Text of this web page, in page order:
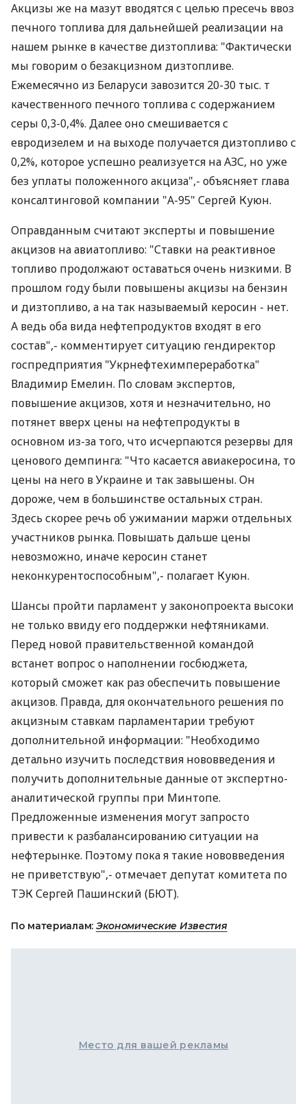
Акцизы же на мазут вводятся с целью пресечь ввоз
печного топлива для дальнейшей реализации на
нашем рынке в качестве дизтоплива: "Фактически
мы говорим о безакцизном дизтопливе.
Ежемесячно из Беларуси завозится 20-30 тыс. т
качественного печного топлива с содержанием
серы 0,3-0,4%. Далее оно смешивается с
евродизелем и на выходе получается дизтопливо с
0,2%, которое успешно реализуется на АЗС, но уже
без уплаты положенного акциза",- объясняет глава
консалтинговой компании "А-95" Сергей Куюн.
Оправданным считают эксперты и повышение
акцизов на авиатопливо: "Ставки на реактивное
топливо продолжают оставаться очень низкими. В
прошлом году были повышены акцизы на бензин
и дизтопливо, а на так называемый керосин - нет.
А ведь оба вида нефтепродуктов входят в его
состав",- комментирует ситуацию гендиректор
госпредприятия "Укрнефтехимпереработка"
Владимир Емелин. По словам экспертов,
повышение акцизов, хотя и незначительно, но
потянет вверх цены на нефтепродукты в
основном из-за того, что исчерпаются резервы для
ценового демпинга: "Что касается авиакеросина, то
цены на него в Украине и так завышены. Он
дороже, чем в большинстве остальных стран.
Здесь скорее речь об ужимании маржи отдельных
участников рынка. Повышать дальше цены
невозможно, иначе керосин станет
неконкурентоспособным",- полагает Куюн.
Шансы пройти парламент у законопроекта высоки
не только ввиду его поддержки нефтяниками.
Перед новой правительственной командой
встанет вопрос о наполнении госбюджета,
который сможет как раз обеспечить повышение
акцизов. Правда, для окончательного решения по
акцизным ставкам парламентарии требуют
дополнительной информации: "Необходимо
детально изучить последствия нововведения и
получить дополнительные данные от экспертно-
аналитической группы при Минтопе.
Предложенные изменения могут запросто
привести к разбалансированию ситуации на
нефтерынке. Поэтому пока я такие нововведения
не приветствую",- отмечает депутат комитета по
ТЭК Сергей Пашинский (БЮТ).
По материалам: Экономические Известия
Место для вашей рекламы